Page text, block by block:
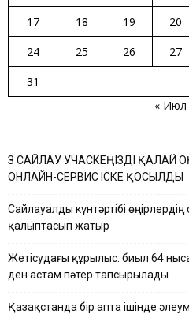
17
18 19 20
24
25 26 27
31
« Июл
ӨЗ САЙЛАУ УЧАСКЕҢІЗДІ ҚАЛАЙ
ОНЛАЙН-СЕРВИС ІСКЕ ҚОСЫЛДЫ
Сайлауалды күнтәртібі өңірлердің
қалыптасып жатыр
Жетісудағы құрылыс: биыл 64
ден астам пәтер тапсырылады
Қазақстанда бір апта ішінде